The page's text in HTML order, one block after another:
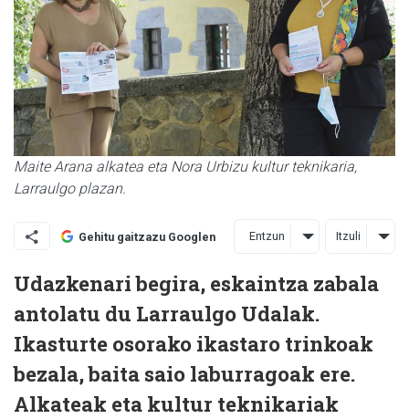
Maite Arana alkatea eta Nora Urbizu kultur teknikaria,
Larraulgo plazan.
Gehitu gaitzazu Googlen Entzun Itzuli
Udazkenari begira, eskaintza zabala
antolatu du Larraulgo Udalak.
Ikasturte osorako ikastaro trinkoak
bezala, baita saio laburragoak ere.
Alkateak eta kultur teknikariak